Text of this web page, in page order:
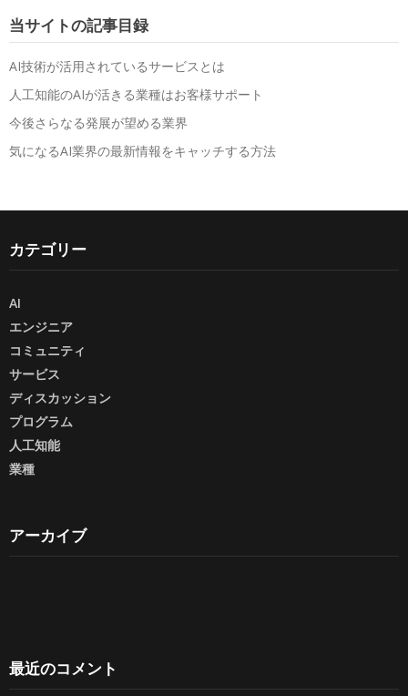
当サイトの記事目録
AI技術が活用されているサービスとは
人工知能のAIが活きる業種はお客様サポート
今後さらなる発展が望める業界
気になるAI業界の最新情報をキャッチする方法
カテゴリー
AI
エンジニア
コミュニティ
サービス
ディスカッション
プログラム
人工知能
業種
アーカイブ
最近のコメント